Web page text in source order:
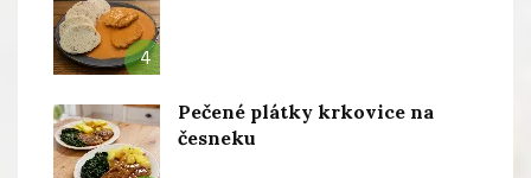
4
Pečené plátky krkovice na
česneku